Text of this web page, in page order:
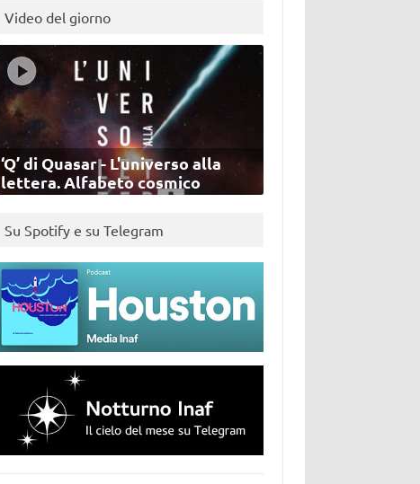
Video del giorno
‘Q’ di Quasar - L'universo alla
lettera. Alfabeto cosmico
Su Spotify e su Telegram